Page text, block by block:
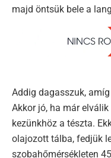
majd öntsük bele a
Addig dagasszuk,
Akkor jó, ha már
kezünkhöz a tészta.
olajozott tálba, fedjük
szobahőmérsékleten